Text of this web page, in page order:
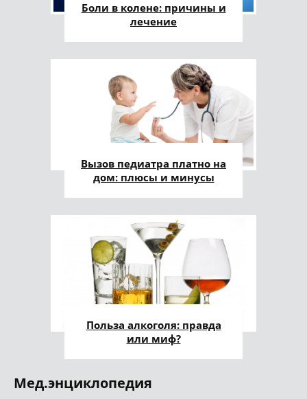
Боли в колене: причины и
лечение
Вызов педиатра платно на
дом: плюсы и минусы
Польза алкоголя: правда
или миф?
Мед.энциклопедия